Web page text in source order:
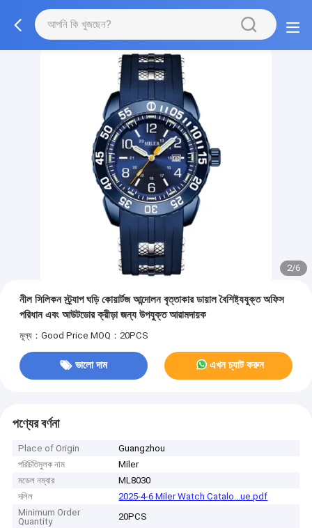
2/6
নীল সিলিকন স্ট্র্যাপ ঘড়ি কোয়ার্টজ আন্দোলন বৃত্তাকার ডায়াল বৈশিষ্ট্যযুক্ত অফিস
পরিধান এবং আউটডোর ক্রীড়া জন্য উপযুক্ত আরামদায়ক
মূল্য：Good Price MOQ：20PCS
ভালো দাম এখন চ্যাট করুন
পণ্যের বর্ণনা
Place of Origin
Guangzhou
পরিচিতিমুলক নাম
Miler
মডেল নম্বার
ML8030
দলিল
2025-4-6 Miler Watch Catalo...ue.pdf
Minimum Order
Quantity
20PCS